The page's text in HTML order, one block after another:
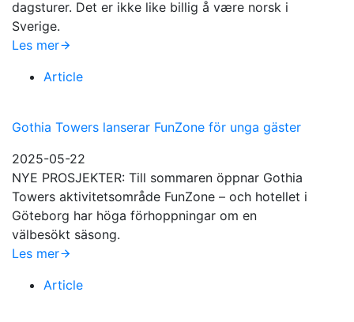
dagsturer. Det er ikke like billig å være norsk i
Sverige.
Les mer
Article
Gothia Towers lanserar FunZone för unga gäster
2025-05-22
NYE PROSJEKTER: Till sommaren öppnar Gothia
Towers aktivitetsområde FunZone – och hotellet i
Göteborg har höga förhoppningar om en
välbesökt säsong.
Les mer
Article